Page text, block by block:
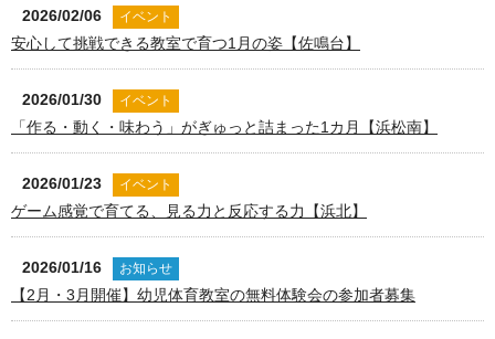
2026/02/06 イベント
安心して挑戦できる教室で育つ1月の姿【佐鳴台】
2026/01/30 イベント
「作る・動く・味わう」がぎゅっと詰まった1カ月【浜松南】
2026/01/23 イベント
ゲーム感覚で育てる、見る力と反応する力【浜北】
2026/01/16 お知らせ
【2月・3月開催】幼児体育教室の無料体験会の参加者募集